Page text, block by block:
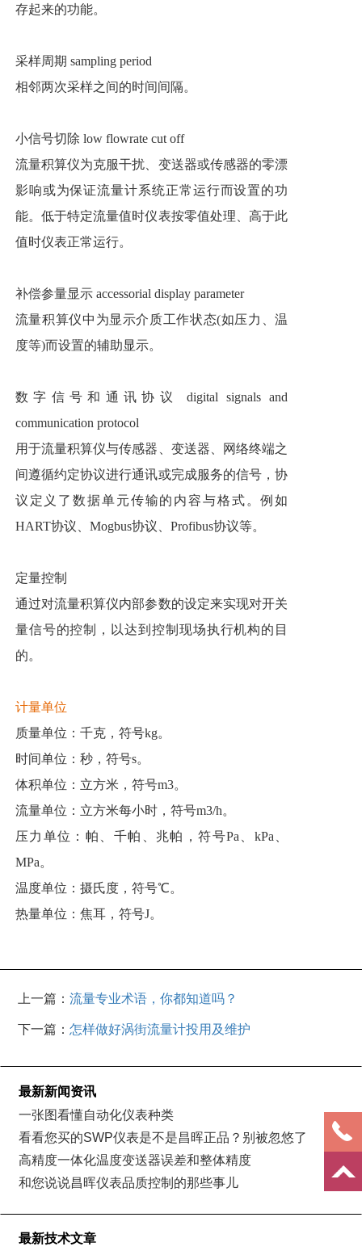
存起来的功能。
采样周期 sampling period
相邻两次采样之间的时间间隔。
小信号切除 low flowrate cut off
流量积算仪为克服干扰、变送器或传感器的零漂
影响或为保证流量计系统正常运行而设置的功
能。低于特定流量值时仪表按零值处理、高于此
值时仪表正常运行。
补偿参量显示 accessorial display parameter
流量积算仪中为显示介质工作状态(如压力、温
度等)而设置的辅助显示。
数字信号和通讯协议 digital signals and
communication protocol
用于流量积算仪与传感器、变送器、网络终端之
间遵循约定协议进行通讯或完成服务的信号，协
议定义了数据单元传输的内容与格式。例如
HART协议、Mogbus协议、Profibus协议等。
定量控制
通过对流量积算仪内部参数的设定来实现对开关
量信号的控制，以达到控制现场执行机构的目
的。
计量单位
质量单位：千克，符号kg。
时间单位：秒，符号s。
体积单位：立方米，符号m3。
流量单位：立方米每小时，符号m3/h。
压力单位：帕、千帕、兆帕，符号Pa、kPa、
MPa。
温度单位：摄氏度，符号℃。
热量单位：焦耳，符号J。
上一篇：流量专业术语，你都知道吗？
下一篇：怎样做好涡街流量计投用及维护
最新新闻资讯
一张图看懂自动化仪表种类
看看您买的SWP仪表是不是昌晖正品？别被忽悠了
高精度一体化温度变送器误差和整体精度
和您说说昌晖仪表品质控制的那些事儿
最新技术文章